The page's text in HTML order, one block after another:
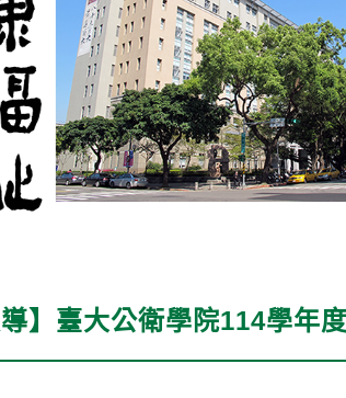
導】臺大公衛學院114學年